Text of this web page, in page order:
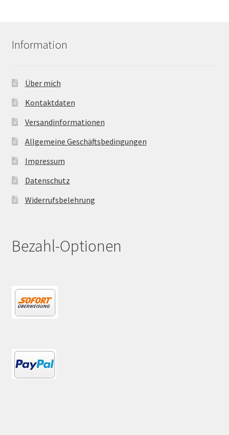
Information
Über mich
Kontaktdaten
Versandinformationen
Allgemeine Geschäftsbedingungen
Impressum
Datenschutz
Widerrufsbelehrung
Bezahl-Optionen